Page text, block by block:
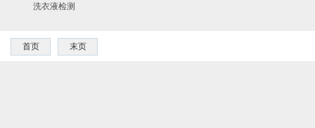
洗衣液检测
首页 末页